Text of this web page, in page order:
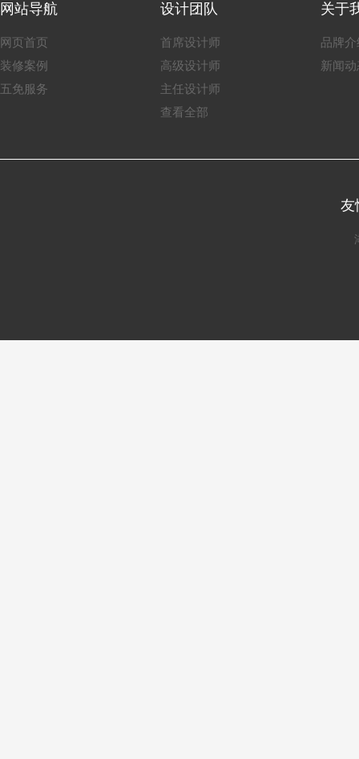
网站导航
网页首页
装修案例
五免服务
设计团队
首席设计师
高级设计师
主任设计师
查看全部
关于
品牌介
新闻动
友